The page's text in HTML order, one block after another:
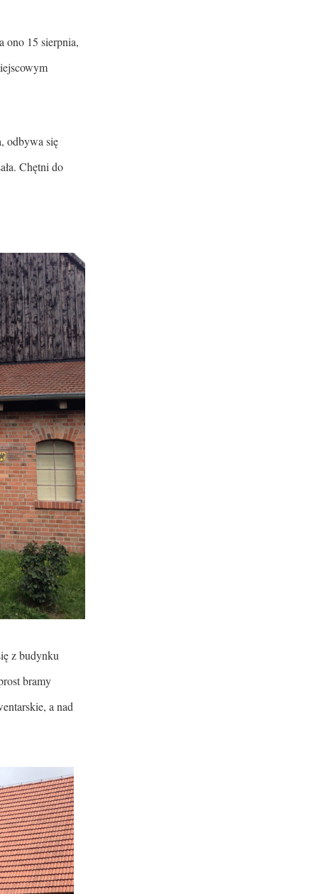
ono 15 sierpnia,
odbywa się
Chętni do
z budynku
bramy
a nad